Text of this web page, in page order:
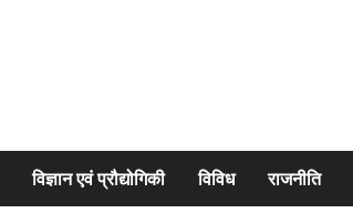
विज्ञान एवं प्रौद्योगिकी विविध राजनीति